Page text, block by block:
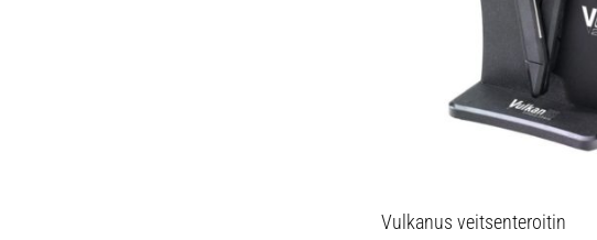
Vulkanus veitsenteroitin